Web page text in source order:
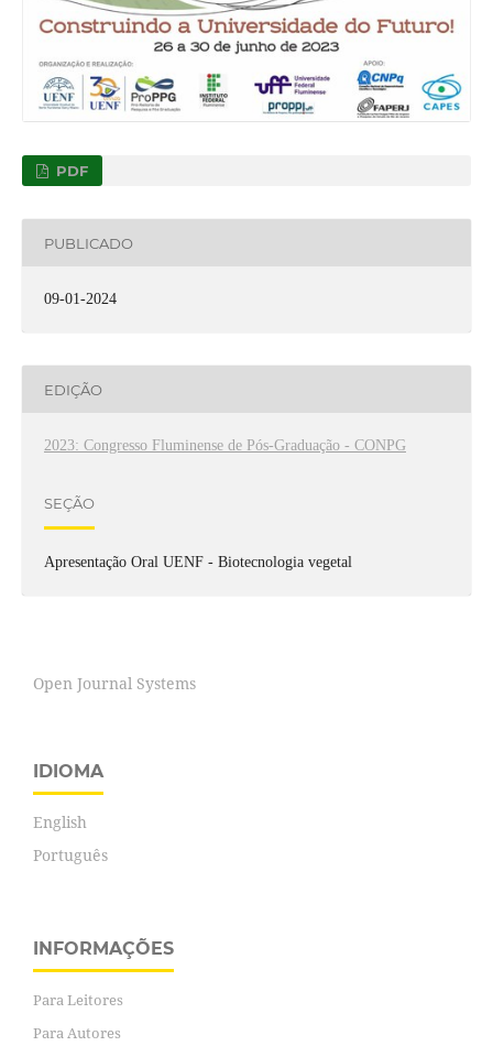
PDF
PUBLICADO
09-01-2024
EDIÇÃO
2023: Congresso Fluminense de Pós-Graduação - CONPG
SEÇÃO
Apresentação Oral UENF - Biotecnologia vegetal
Open Journal Systems
IDIOMA
English
Português
INFORMAÇÕES
Para Leitores
Para Autores